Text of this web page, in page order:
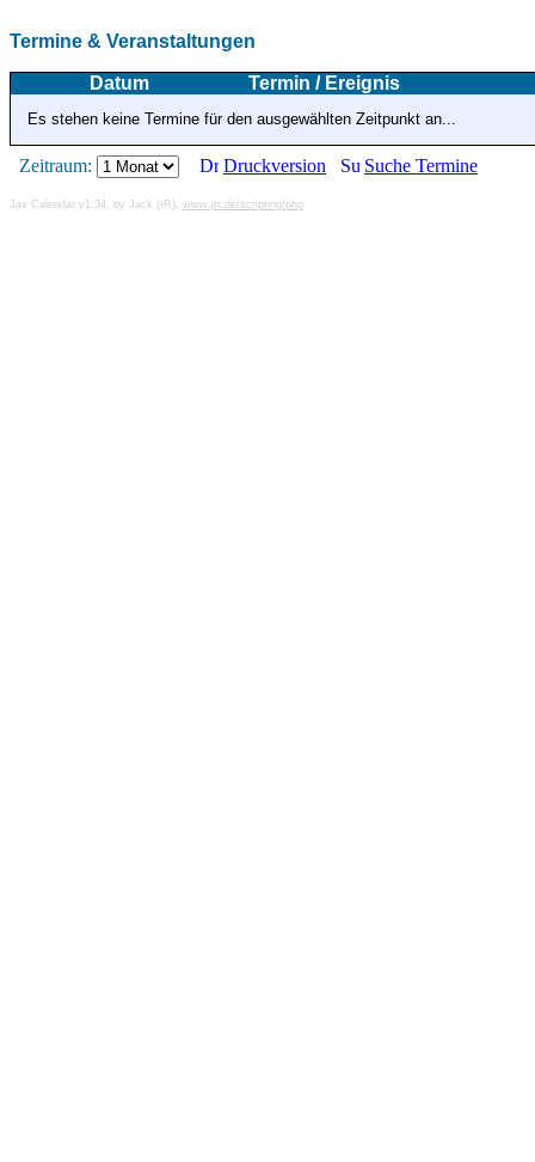
Termine & Veranstaltungen
Datum Termin / Ereignis
Es stehen keine Termine für den ausgewählten Zeitpunkt an...
Zeitraum: Druckversion Suche Termine
Jax Calendar v1.34, by Jack (tR), www.jtr.de/scripting/php